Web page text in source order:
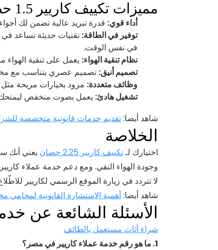
مميزات تكييف كاريير 1.5 حصان
أداء قوي: قدرة تبريد عالية تضمن لك
توفير في الطاقة: تقنيات حديثة تساعد في
في نفس الوقت.
نظام تنقية الهواء: يعمل على تنقية الهواء
تصميم أنيق: تصميم عصري يتناسب مع
وظائف متعددة: مزود بخيارات مريحة
تشغيل هادئ: يعمل بصوت منخفض ليمنحك
شاهد أيضا:تقديم خدمات قانونية متخصصة
الخلاصة
اختيارك لـتكييف كاريير 2.25 حصان
يعني أنك
وجودة الهواء النقي. ومع دعم خدمة عملاء
لا تتردد في زيارة الموقع الرسمي لكاريير
شاهد أيضا:أهمية الاستشارة القانونية لمحامي
الأسئلة الشائعة عن
شراء أثاث مستعمل بالطائف
1. ما هو رقم خدمة عملاء كاريير في مصر؟